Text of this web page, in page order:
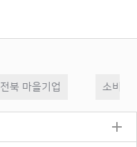
시
지
음
전북 마을기업 소비자